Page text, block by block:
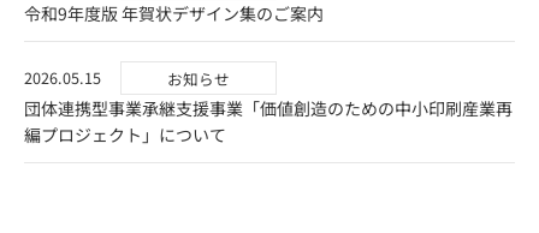
令和9年度版 年賀状デザイン集のご案内
2026.05.15 お知らせ
団体連携型事業承継支援事業「価値創造のための中小印刷産業再
編プロジェクト」について